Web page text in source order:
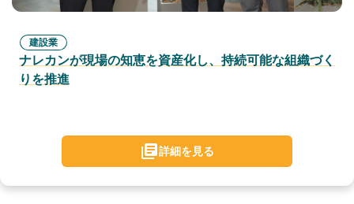
建設業
ナレカンが現場の知恵を資産化し、持続可能な組織づく
りを推進
詳細を見る